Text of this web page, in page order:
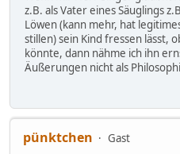
z.B. als Vater eines Säuglings
Löwen (kann mehr, hat
stillen) sein Kind fressen lässt,
könnte, dann nähme ich ihn
Äußerungen nicht als
pünktchen
Gast